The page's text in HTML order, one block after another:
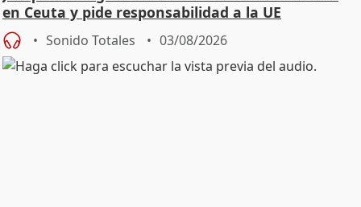
en Ceuta y pide responsabilidad a la UE
Sonido Totales 03/08/2026